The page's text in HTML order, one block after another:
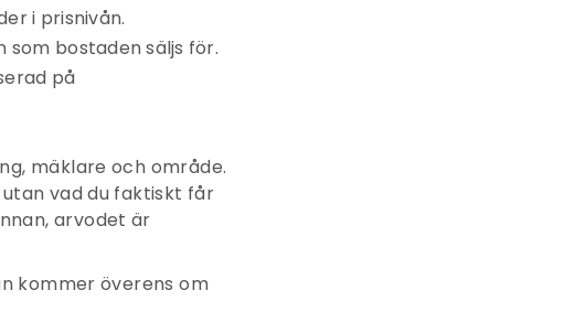
i prisnivån.
som bostaden säljs för.
på
mäklare och område.
vad du faktiskt får
arvodet är
kommer överens om